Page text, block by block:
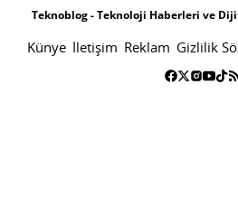
Teknoblog - Teknoloji Haberleri ve
Künye İletişim Reklam Gizlilik